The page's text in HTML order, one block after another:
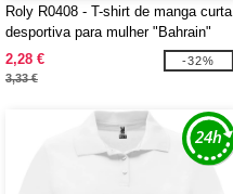
Roly R0408 - T-shirt de manga curta
desportiva para mulher "Bahrain"
2,28 €
3,33 €
-32%